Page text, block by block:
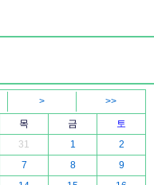
>
>>
목 금
토
31 1
2
7 8
9